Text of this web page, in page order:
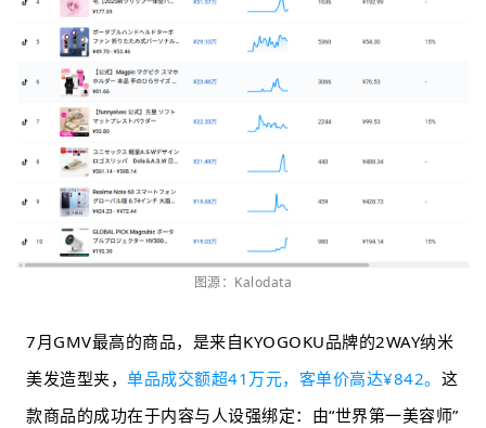
图源：Kalodata
7月GMV最高的商品，是来自KYOGOKU品牌的2WAY纳米
美发造型夹， 单品成交额超41万元，客单价高达¥842。 这
款商品的成功在于内容与人设强绑定：由“世界第一美容师”